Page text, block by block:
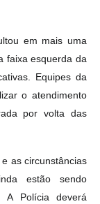
em mais uma
faixa esquerda da
Equipes da
o atendimento
por volta das
as circunstâncias
estão sendo
A Polícia deverá